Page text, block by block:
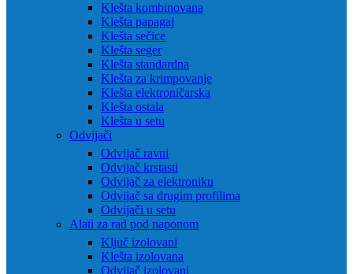
Klešta kombinovana
Klešta papagaj
Klešta sečice
Klešta seger
Klešta standardna
Klešta za krimpovanje
Klešta elektroničarska
Klešta ostala
Klešta u setu
Odvijači
Odvijač ravni
Odvijač krstasti
Odvijač za elektroniku
Odvijač sa drugim profilima
Odvijači u setu
Alati za rad pod naponom
Ključ izolovani
Klešta izolovana
Odvijač izolovani